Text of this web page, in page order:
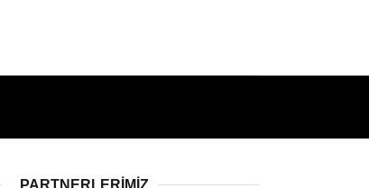
PARTNERLERIMIZ